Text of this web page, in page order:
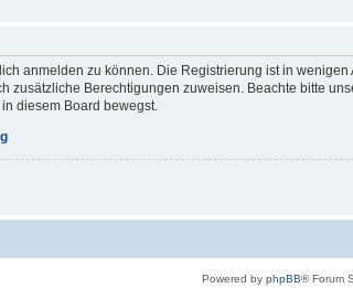
anmelden zu können. Die Registrierung ist in
zusätzliche Berechtigungen zuweisen. Beachte bitte
diesem Board bewegst.
Powered by phpBB® Forum